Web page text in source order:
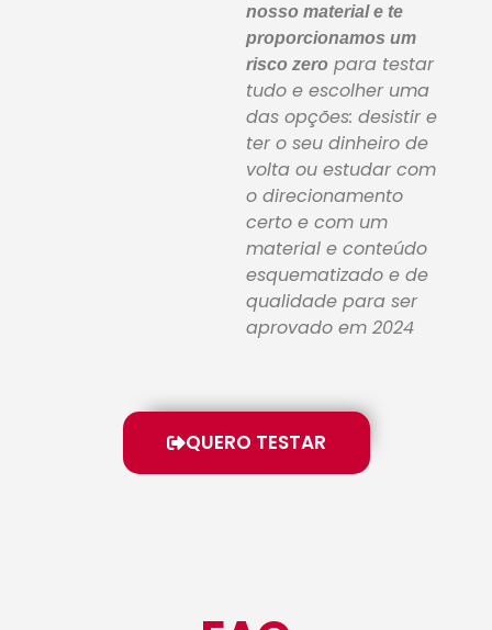
nosso material e te
proporcionamos um
risco zero para testar
tudo e escolher uma
das opções: desistir e
ter o seu dinheiro de
volta ou estudar com
o direcionamento
certo e com um
material e conteúdo
esquematizado e de
qualidade para ser
aprovado em 2024
QUERO TESTAR